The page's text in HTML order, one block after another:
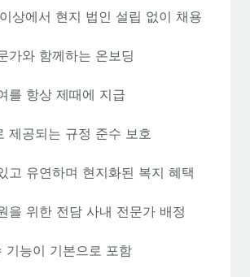
상에서 현지 법인 설립 없이 채용
가와 함께하는 온보딩
를 항상 제때에 지급
제공되는 규정 준수 보호
고 유연하며 현지화된 복지 혜택
을 위한 전담 사내 전문가 배정
기능이 기본으로 포함